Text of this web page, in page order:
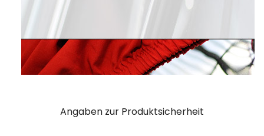
Angaben zur Produktsicherheit